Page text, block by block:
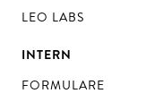
LEO LABS
INTERN
FORMULARE